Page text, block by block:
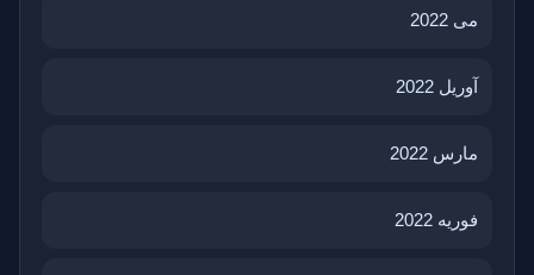
می 2022
آوریل 2022
مارس 2022
فوریه 2022